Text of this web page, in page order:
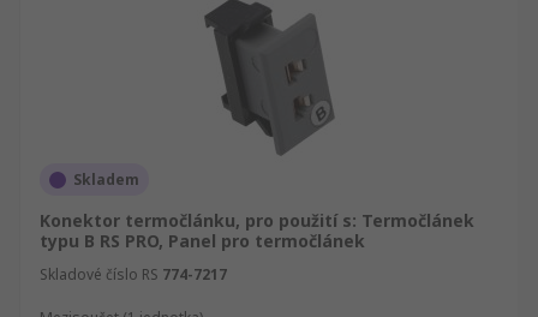
Skladem
Konektor termočlánku, pro použití s: Termočlánek
typu B RS PRO, Panel pro termočlánek
Skladové číslo RS 774-7217